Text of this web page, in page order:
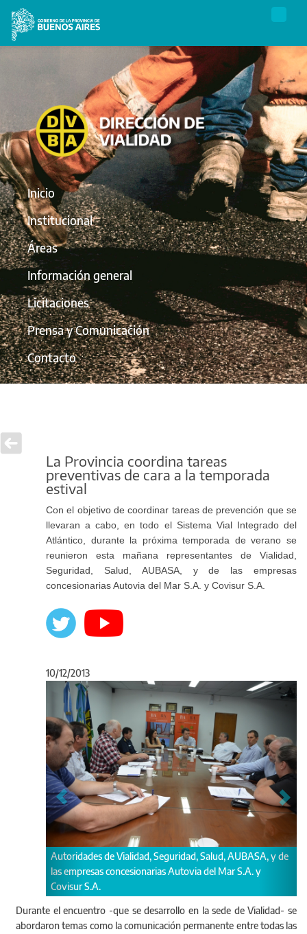
Inicio
Institucional
Áreas
Información general
Licitaciones
Prensa y Comunicación
Contacto
La Provincia coordina tareas
preventivas de cara a la temporada
estival
Con el objetivo de coordinar tareas de prevención que se
llevaran a cabo, en todo el Sistema Vial Integrado del
Atlántico, durante la próxima temporada de verano se
reunieron esta mañana representantes de Vialidad,
Seguridad, Salud, AUBASA, y de las empresas
concesionarias Autovia del Mar S.A. y Covisur S.A.
10/12/2013
Autoridades de Vialidad, Seguridad, Salud, AUBASA, y de
las empresas concesionarias Autovia del Mar S.A. y
Covisur S.A.
Anterior
Durante el encuentro -que se desarrollo en la sede de Vialidad- se
abordaron temas como la comunicación permanente entre todas las